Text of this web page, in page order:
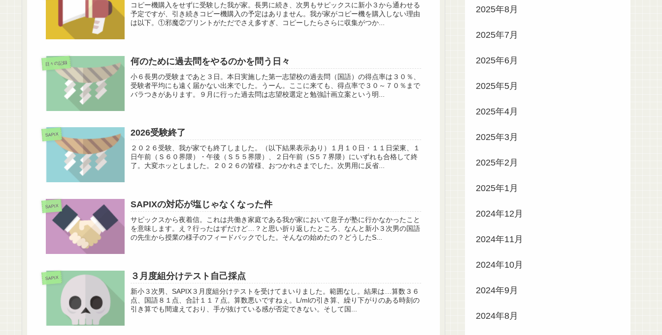
コピー機購入をせずに受験した我が家。長男に続き、次男もサピックスに新小３から通わせる
予定ですが、引き続きコピー機購入の予定はありません。我が家がコピー機を購入しない理由
は以下。①邪魔②プリントがただでさえ多すぎ、コピーしたらさらに収集がつか...
日々の記録 何のために過去問をやるのかを問う日々
小６長男の受験まであと３日。本日実施した第一志望校の過去問（国語）の得点率は３０％、
受験者平均にも遠く届かない出来でした。うーん。ここに来ても、得点率で３０～７０％まで
バラつきがあります。９月に行った過去問は志望校選定と勉強計画立案という明...
SAPIX 2026受験終了
２０２６受験、我が家でも終了しました。（以下結果表示あり）１月１０日・１１日栄東、１
日午前（Ｓ６０界隈）・午後（Ｓ５５界隈）、２日午前（S５７界隈）にいずれも合格して終
了。大変ホッとしました。２０２６の皆様、おつかれさまでした。次男用に反省...
SAPIX SAPIXの対応が塩じゃなくなった件
サピックスから夜着信。これは共働き家庭である我が家において息子が塾に行かなかったこと
を意味します。え？行ったはずだけど…？と思い折り返したところ、なんと新小３次男の国語
の先生から授業の様子のフィードバックでした。そんなの始めたの？どうしたS...
SAPIX ３月度組分けテスト自己採点
新小３次男、SAPIX３月度組分けテストを受けてまいりました。範囲なし。結果は…算数３６
点、国語８１点、合計１１７点。算数悪いですねぇ。L/mlの引き算、繰り下がりのある時刻の
引き算でも間違えており、手が抜けている感が否定できない。そして国...
2025年8月
2025年7月
2025年6月
2025年5月
2025年4月
2025年3月
2025年2月
2025年1月
2024年12月
2024年11月
2024年10月
2024年9月
2024年8月